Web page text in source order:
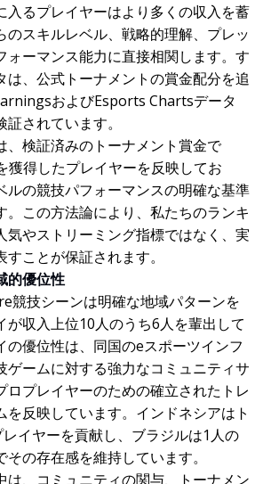
入るプレイヤーはより多くの収入を蓄
のスキルレベル、戦略的理解、プレッ
ォーマンス能力に直接相関します。す
は、公式トーナメントの賞金配分を追
およびEsports Chartsデータ
されています。
、検証済みのトーナメント賞金で
獲得したプレイヤーを反映してお
ルの競技パフォーマンスの明確な基準
。この方法論により、私たちのランキ
気やストリーミング指標ではなく、実
ことが保証されます。
的優位性
競技シーンは明確な地域パターンを
が収入上位10人のうち6人を輩出して
の優位性は、同国のeスポーツインフ
ゲームに対する強力なコミュニティサ
ロプレイヤーのための確立されたトレ
を反映しています。インドネシアはト
イヤーを貢献し、ブラジルは1人の
の存在感を維持しています。
は、コミュニティの関与、トーナメン